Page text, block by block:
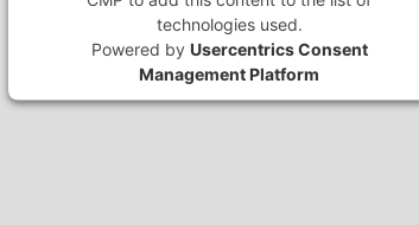
technologies used.
Powered by Usercentrics Consent
Management Platform